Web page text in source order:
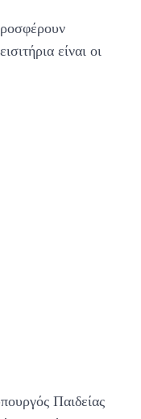
είναι οι
Παιδείας